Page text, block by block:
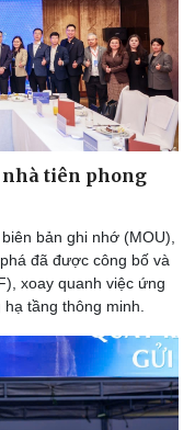
nhà tiên phong
bản ghi nhớ (MOU),
đã được công bố và
xoay quanh việc ứng
tầng thông minh.